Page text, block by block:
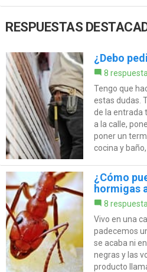
RESPUESTAS
¿Debo
8
Tengo que
estas dudas.
de la entrada
a la calle,
poner un
cocina y baño,
¿Cómo
hormigas
8
Vivo en una
padecemos
se acaba ni
negras y las
producto